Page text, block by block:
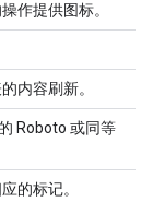
作提供图标。
内容刷新。
Roboto 或同等
的标记。